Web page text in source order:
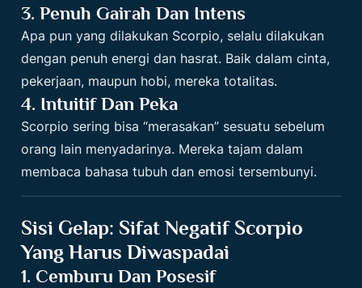
3. Penuh Gairah Dan Intens
Apa pun yang dilakukan Scorpio, selalu dilakukan
dengan penuh energi dan hasrat. Baik dalam cinta,
pekerjaan, maupun hobi, mereka totalitas.
4. Intuitif Dan Peka
Scorpio sering bisa “merasakan” sesuatu sebelum
orang lain menyadarinya. Mereka tajam dalam
membaca bahasa tubuh dan emosi tersembunyi.
Sisi Gelap: Sifat Negatif Scorpio
Yang Harus Diwaspadai
1. Cemburu Dan Posesif